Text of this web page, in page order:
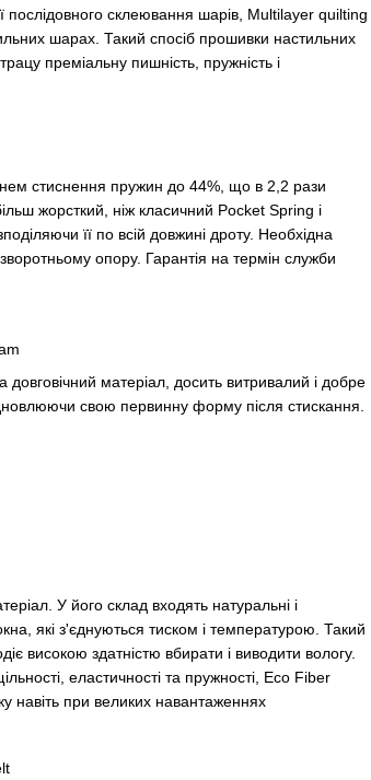
послідовного склеювання шарів, Multilayer quilting
шарах. Такий спосіб прошивки настильних
преміальну пишність, пружність і
стиснення пружин до 44%, що в 2,2 рази
жорсткий, ніж класичний Pocket Spring і
її по всій довжині дроту. Необхідна
опору. Гарантія на термін служби
довговічний матеріал, досить витривалий і добре
свою первинну форму після стискання.
У його склад входять натуральні і
які з'єднуються тиском і температурою. Такий
високою здатністю вбирати і виводити вологу.
еластичності та пружності, Eco Fiber
навіть при великих навантаженнях